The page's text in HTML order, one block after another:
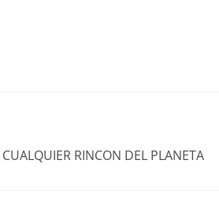
RINCON DEL PLANETA